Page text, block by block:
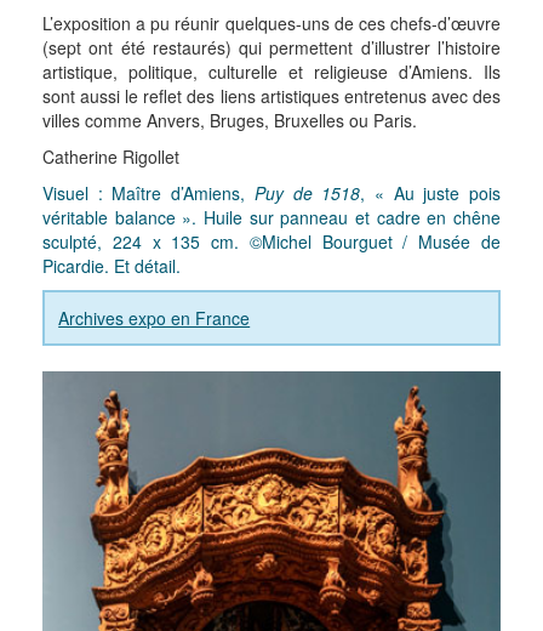
L’exposition a pu réunir quelques-uns de ces chefs-d’œuvre
(sept ont été restaurés) qui permettent d’illustrer l’histoire
artistique, politique, culturelle et religieuse d’Amiens. Ils
sont aussi le reflet des liens artistiques entretenus avec des
villes comme Anvers, Bruges, Bruxelles ou Paris.
Catherine Rigollet
Visuel : Maître d’Amiens, Puy de 1518, « Au juste pois
véritable balance ». Huile sur panneau et cadre en chêne
sculpté, 224 x 135 cm. ©Michel Bourguet / Musée de
Picardie. Et détail.
Archives expo en France